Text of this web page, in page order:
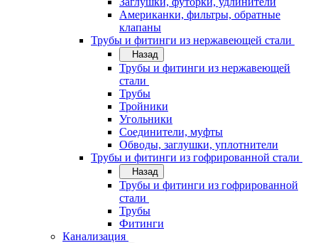
Американки, фильтры, обратные
клапаны
Трубы и фитинги из нержавеющей стали
Назад
Трубы и фитинги из нержавеющей
стали
Трубы
Тройники
Угольники
Соединители, муфты
Обводы, заглушки, уплотнители
Трубы и фитинги из гофрированной стали
Назад
Трубы и фитинги из гофрированной
стали
Трубы
Фитинги
Канализация